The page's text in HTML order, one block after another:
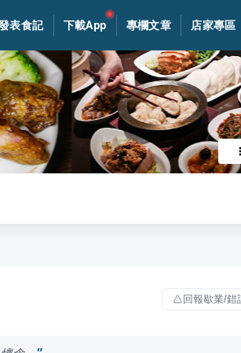
表食記 下載App 專欄文章 店家專區
回報歇業/錯